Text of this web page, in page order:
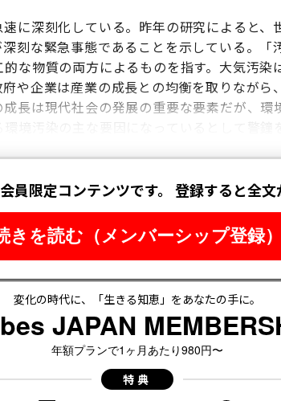
に深刻化している。昨年の研究によると、
刻な緊急事態であることを示している。「
な物質の両方によるものを指す。大気汚染
や企業は産業の成長との均衡を取りながら
長は現代社会の発展の重要な要素だが、環